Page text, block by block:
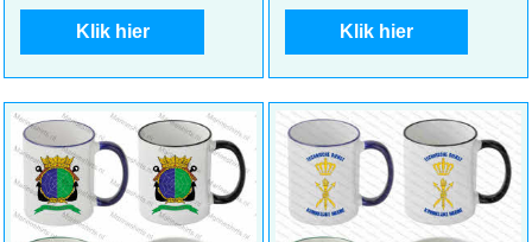
Mok met KM anker Mok KM anker blauw